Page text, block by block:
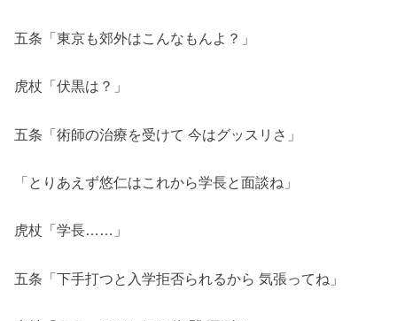
五条「東京も郊外はこんなもんよ？」
虎杖「伏黒は？」
五条「術師の治療を受けて 今はグッスリさ」
「とりあえず悠仁はこれから学長と面談ね」
虎杖「学長……」
五条「下手打つと入学拒否られるから 気張ってね」